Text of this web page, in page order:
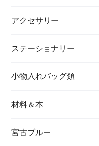
長財布
アクセサリー
イヤリング＆ピアス
バングル＆ブレスレット
ペンダント
ステーショナリー
名刺入れ
小物入れバッグ類
バッグ
材料＆本
宮古ブルー